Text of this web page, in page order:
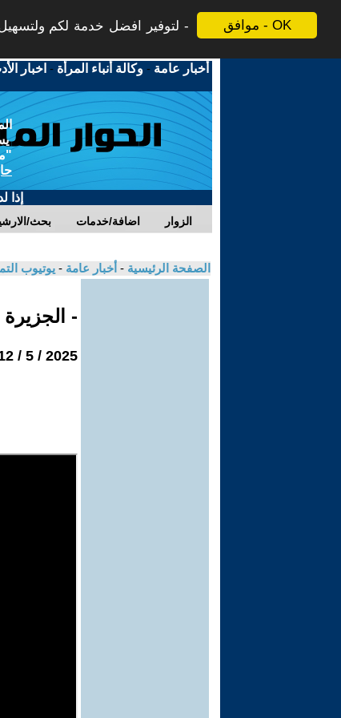
موافق - OK
لتوفير افضل خدمة لكم
أخبار عامة -وكالة أنباء المرأة - اخبار
إذا
بحث/ اضافة/خدمات الزوار
الصفحة الرئيسية - أخبار عامة - يوتيوب
- الجزيرة
2025 / 5 / 12